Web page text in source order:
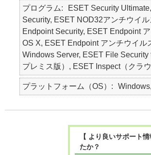
プログラム
ESET Security
Security, ESET NOD32アンチウイ
Endpoint Security, ESET Endpoint
OS X, ESET Endpoint アンチウイル
Windows Server, ESET File
プレミス版）, ESET Inspect（クラ
プラットフォーム（OS）
【 より良いサポート
たか？